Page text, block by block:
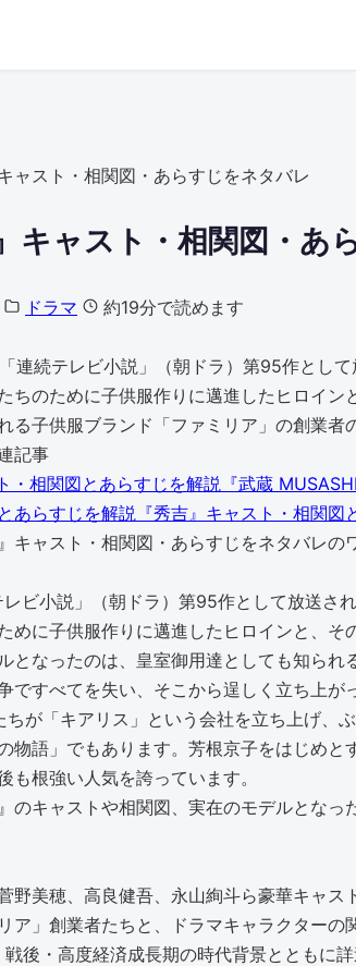
ャスト・相関図・あらすじをネタバレ
キャスト・相関図・あ
ドラマ
約19分で読めます
連続テレビ小説」（朝ドラ）第95作とし
ちのために子供服作りに邁進したヒロイ
る子供服ブランド「ファミリア」の創業者
記事
『武蔵
『秀吉』キャスト・相関図
ビ小説」（朝ドラ）第95作として放送さ
めに子供服作りに邁進したヒロインと、そ
となったのは、皇室御用達としても知ら
ですべてを失い、そこから逞しく立ち上が
が「キアリス」という会社を立ち上げ、
物語」でもあります。芳根京子をはじめ
根強い人気を誇っています。
のキャストや相関図、実在のモデルとな
野美穂、高良健吾、永山絢斗ら豪華キャス
ア」創業者たちと、ドラマキャラクターの
後・高度経済成長期の時代背景とともに